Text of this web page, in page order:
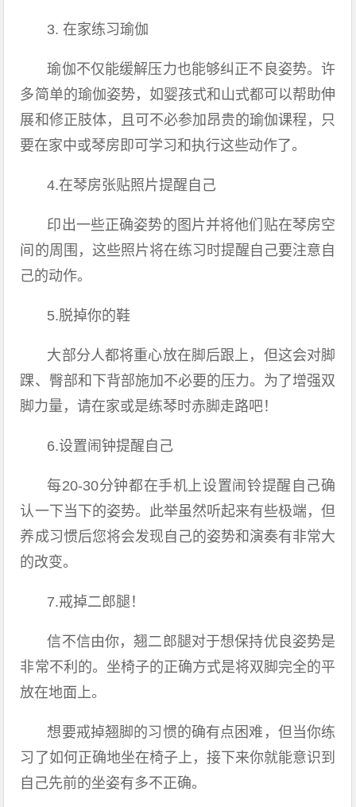
3. 在家练习瑜伽
瑜伽不仅能缓解压力也能够纠正不良姿势。许
多简单的瑜伽姿势，如婴孩式和山式都可以帮助伸
展和修正肢体，且可不必参加昂贵的瑜伽课程，只
要在家中或琴房即可学习和执行这些动作了。
4.在琴房张贴照片提醒自己
印出一些正确姿势的图片并将他们贴在琴房空
间的周围，这些照片将在练习时提醒自己要注意自
己的动作。
5.脱掉你的鞋
大部分人都将重心放在脚后跟上，但这会对脚
踝、臀部和下背部施加不必要的压力。为了增强双
脚力量，请在家或是练琴时赤脚走路吧！
6.设置闹钟提醒自己
每20-30分钟都在手机上设置闹铃提醒自己确
认一下当下的姿势。此举虽然听起来有些极端，但
养成习惯后您将会发现自己的姿势和演奏有非常大
的改变。
7.戒掉二郎腿！
信不信由你，翘二郎腿对于想保持优良姿势是
非常不利的。坐椅子的正确方式是将双脚完全的平
放在地面上。
想要戒掉翘脚的习惯的确有点困难，但当你练
习了如何正确地坐在椅子上，接下来你就能意识到
自己先前的坐姿有多不正确。